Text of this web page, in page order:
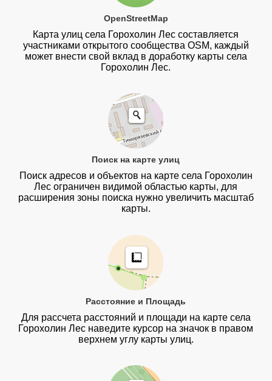
OpenStreetMap
Карта улиц села Горохолин Лес составляется
участниками открытого сообщества OSM, каждый
может внести свой вклад в доработку карты села
Горохолин Лес.
Поиск на карте улиц
Поиск адресов и объектов на карте села Горохолин
Лес ограничен видимой областью карты, для
расширения зоны поиска нужно увеличить масштаб
карты.
Расстояние и Площадь
Для рассчета расстояний и площади на карте села
Горохолин Лес наведите курсор на значок в правом
верхнем углу карты улиц.